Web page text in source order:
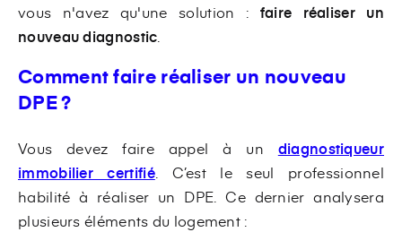
vous n'avez qu'une solution : faire réaliser un
nouveau diagnostic
Comment faire réaliser un nouveau
DPE ?
Vous devez faire appel à un diagnostiqueur
immobilier certifié.
C’est le seul professionnel
habilité à réaliser un DPE. Ce dernier analysera
plusieurs éléments du logement :